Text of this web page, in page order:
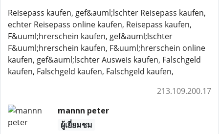
Reisepass kaufen, gef&auml;lschter Reisepass kaufen,
echter Reisepass online kaufen, Reisepass kaufen,
F&uuml;hrerschein kaufen, gef&auml;lschter
F&uuml;hrerschein kaufen, F&uuml;hrerschein online
kaufen, gef&auml;lschter Ausweis kaufen, Falschgeld
kaufen, Falschgeld kaufen, Falschgeld kaufen,
213.109.200.17
mannn peter
ผู้เยี่ยมชม